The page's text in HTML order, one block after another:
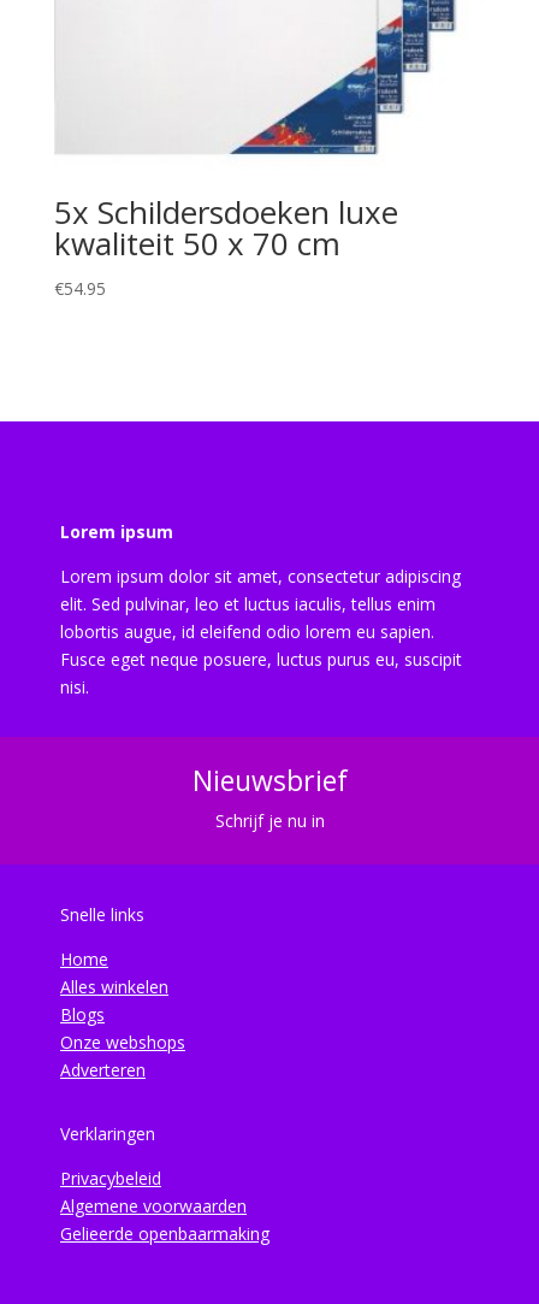
5x Schildersdoeken luxe
kwaliteit 50 x 70 cm
€54.95
Lorem ipsum
Lorem ipsum dolor sit amet, consectetur adipiscing
elit. Sed pulvinar, leo et luctus iaculis, tellus enim
lobortis augue, id eleifend odio lorem eu sapien.
Fusce eget neque posuere, luctus purus eu, suscipit
nisi.
Nieuwsbrief
Schrijf je nu in
Snelle links
Home
Alles winkelen
Blogs
Onze webshops
Adverteren
Verklaringen
Privacybeleid
Algemene voorwaarden
Gelieerde openbaarmaking